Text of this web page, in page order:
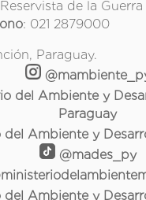
de la
: 021 2879000
Paraguay.
del Ambiente y
Paraguay
del Ambiente y
@mades_py
del Ambiente y